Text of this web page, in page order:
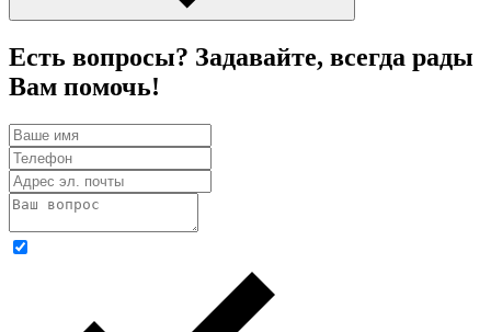
Есть вопросы? Задавайте, всегда рады
Вам помочь!